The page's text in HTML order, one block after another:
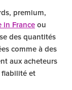
premium,
in France ou
des quantités
comme à des
aux acheteurs
fiabilité et